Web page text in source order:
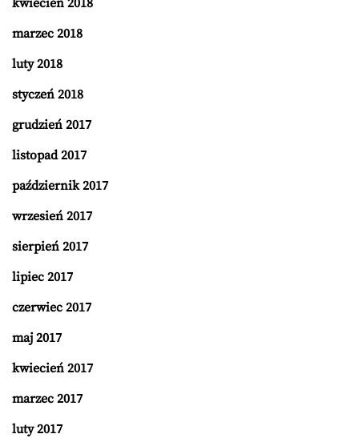
marzec 2018
luty 2018
styczeń 2018
grudzień 2017
listopad 2017
październik 2017
wrzesień 2017
sierpień 2017
lipiec 2017
czerwiec 2017
maj 2017
kwiecień 2017
marzec 2017
luty 2017